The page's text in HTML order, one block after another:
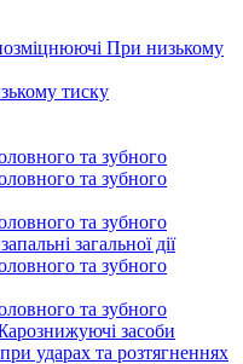
При низькому
тиску
та зубного
та зубного
та зубного
загальної дії
та зубного
та зубного
засоби
ударах та розтягненнях